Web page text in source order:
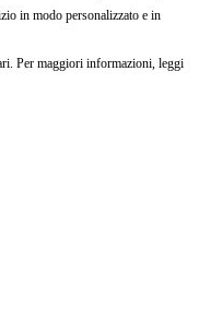
in modo personalizzato e in
Per maggiori informazioni, leggi